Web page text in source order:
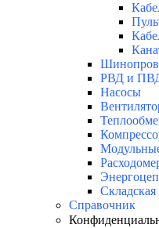
РВД и
Насосы
Складская
Справочник